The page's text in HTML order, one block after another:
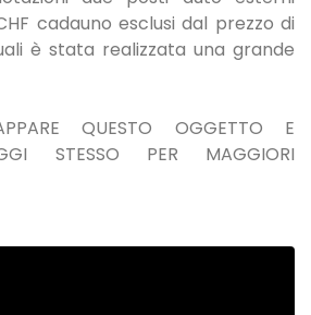
cadauno esclusi dal prezzo di
è stata realizzata una grande
QUESTO OGGETTO E
STESSO PER MAGGIORI